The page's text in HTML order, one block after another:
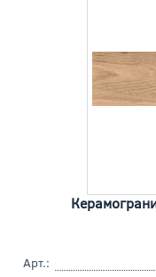
Арт.: